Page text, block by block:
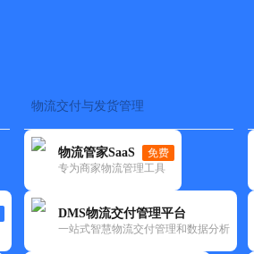
物流交付与发货管理
物流管家SaaS
免费
专为商家物流管理工具
DMS物流交付管理平台
一站式智慧物流交付管理和数据分析